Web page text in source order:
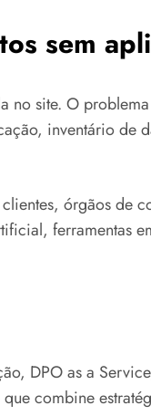
sem
no site. O
inventário de
órgãos de
ferramentas
DPO as a
combine